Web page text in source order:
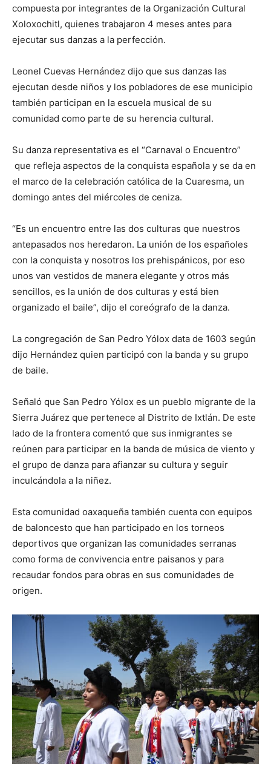
compuesta por integrantes de la Organización Cultural
Xoloxochitl, quienes trabajaron 4 meses antes para
ejecutar sus danzas a la perfección.
Leonel Cuevas Hernández dijo que sus danzas las
ejecutan desde niños y los pobladores de ese municipio
también participan en la escuela musical de su
comunidad como parte de su herencia cultural.
Su danza representativa es el “Carnaval o Encuentro”
que refleja aspectos de la conquista española y se da en
el marco de la celebración católica de la Cuaresma, un
domingo antes del miércoles de ceniza.
“Es un encuentro entre las dos culturas que nuestros
antepasados nos heredaron. La unión de los españoles
con la conquista y nosotros los prehispánicos, por eso
unos van vestidos de manera elegante y otros más
sencillos, es la unión de dos culturas y está bien
organizado el baile”, dijo el coreógrafo de la danza.
La congregación de San Pedro Yólox data de 1603 según
dijo Hernández quien participó con la banda y su grupo
de baile.
Señaló que San Pedro Yólox es un pueblo migrante de la
Sierra Juárez que pertenece al Distrito de Ixtlán. De este
lado de la frontera comentó que sus inmigrantes se
reúnen para participar en la banda de música de viento y
el grupo de danza para afianzar su cultura y seguir
inculcándola a la niñez.
Esta comunidad oaxaqueña también cuenta con equipos
de baloncesto que han participado en los torneos
deportivos que organizan las comunidades serranas
como forma de convivencia entre paisanos y para
recaudar fondos para obras en sus comunidades de
origen.